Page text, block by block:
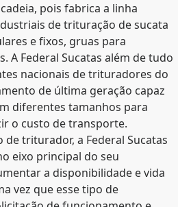
pois fabrica a linha
de trituração de sucata
e fixos, gruas para
A Federal Sucatas além de tudo
nacionais de trituradores do
de última geração capaz
diferentes tamanhos para
o custo de transporte.
triturador, a Federal Sucatas
eixo principal do seu
a disponibilidade e vida
vez que esse tipo de